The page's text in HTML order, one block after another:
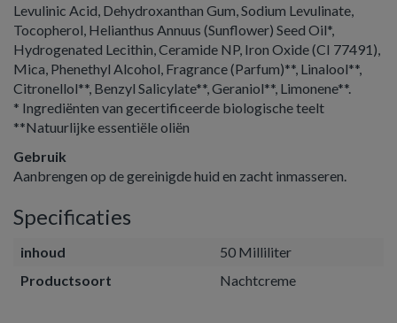
Levulinic Acid, Dehydroxanthan Gum, Sodium Levulinate,
Tocopherol, Helianthus Annuus (Sunflower) Seed Oil*,
Hydrogenated Lecithin, Ceramide NP, Iron Oxide (CI 77491),
Mica, Phenethyl Alcohol, Fragrance (Parfum)**, Linalool**,
Citronellol**, Benzyl Salicylate**, Geraniol**, Limonene**.
* Ingrediënten van gecertificeerde biologische teelt
**Natuurlijke essentiële oliën
Gebruik
Aanbrengen op de gereinigde huid en zacht inmasseren.
Specificaties
inhoud
50 Milliliter
Productsoort
Nachtcreme